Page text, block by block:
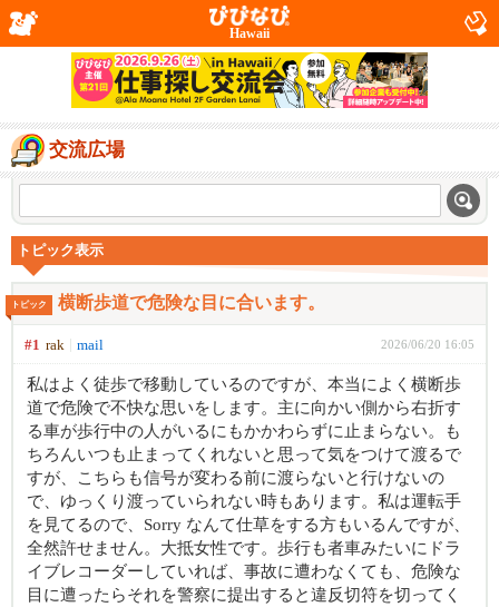
Hawaii
交流広場
トピック表示
トピック 横断歩道で危険な目に合います。
#1 rak mail 2026/06/20 16:05
私はよく徒歩で移動しているのですが、本当によく横断歩
道で危険で不快な思いをします。主に向かい側から右折す
る車が歩行中の人がいるにもかかわらずに止まらない。も
ちろんいつも止まってくれないと思って気をつけて渡るで
すが、こちらも信号が変わる前に渡らないと行けないの
で、ゆっくり渡っていられない時もあります。私は運転手
を見てるので、Sorry なんて仕草をする方もいるんですが、
全然許せません。大抵女性です。歩行も者車みたいにドラ
イブレコーダーしていれば、事故に遭わなくても、危険な
目に遭ったらそれを警察に提出すると違反切符を切ってく